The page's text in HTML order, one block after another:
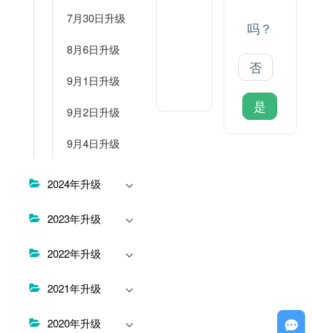
7月30日升级
8月6日升级
9月1日升级
9月2日升级
9月4日升级
2024年升级
2023年升级
2022年升级
2021年升级
2020年升级
吗？
否
是